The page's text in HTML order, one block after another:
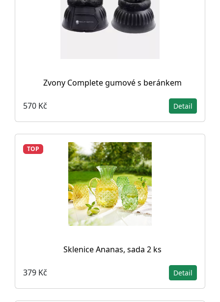
Zvony Complete gumové s beránkem
570 Kč Detail
TOP
Sklenice Ananas, sada 2 ks
379 Kč Detail